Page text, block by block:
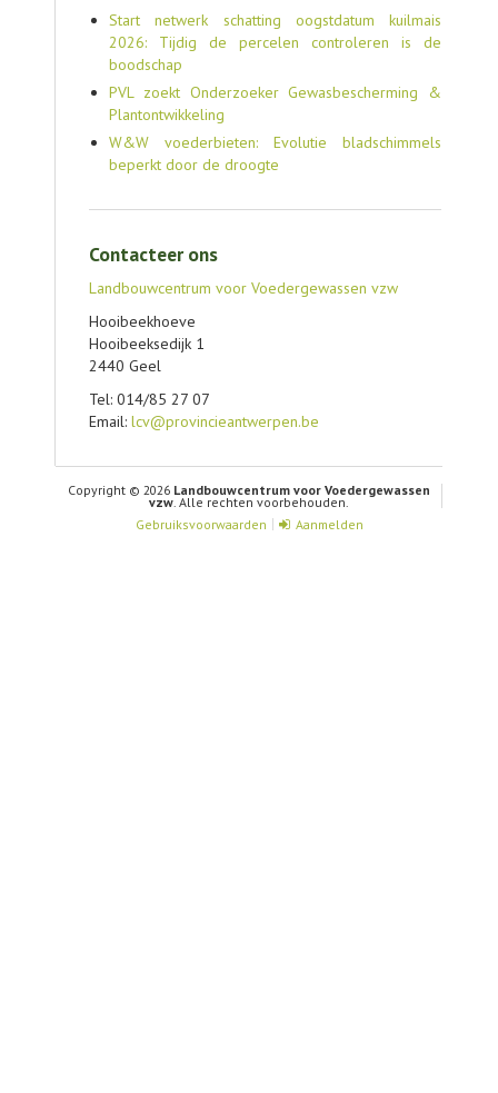
Start netwerk schatting oogstdatum kuilmais
2026: Tijdig de percelen controleren is de
boodschap
PVL zoekt Onderzoeker Gewasbescherming &
Plantontwikkeling
W&W voederbieten: Evolutie bladschimmels
beperkt door de droogte
Contacteer ons
Landbouwcentrum voor Voedergewassen vzw
Hooibeekhoeve
Hooibeeksedijk 1
2440 Geel
Tel: 014/85 27 07
Email: lcv@provincieantwerpen.be
Copyright © 2026 Landbouwcentrum voor Voedergewassen
vzw. Alle rechten voorbehouden.
Gebruiksvoorwaarden
Aanmelden